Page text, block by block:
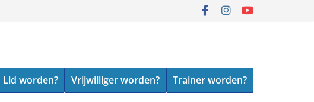
Lid worden? Vrijwilliger worden? Trainer worden?